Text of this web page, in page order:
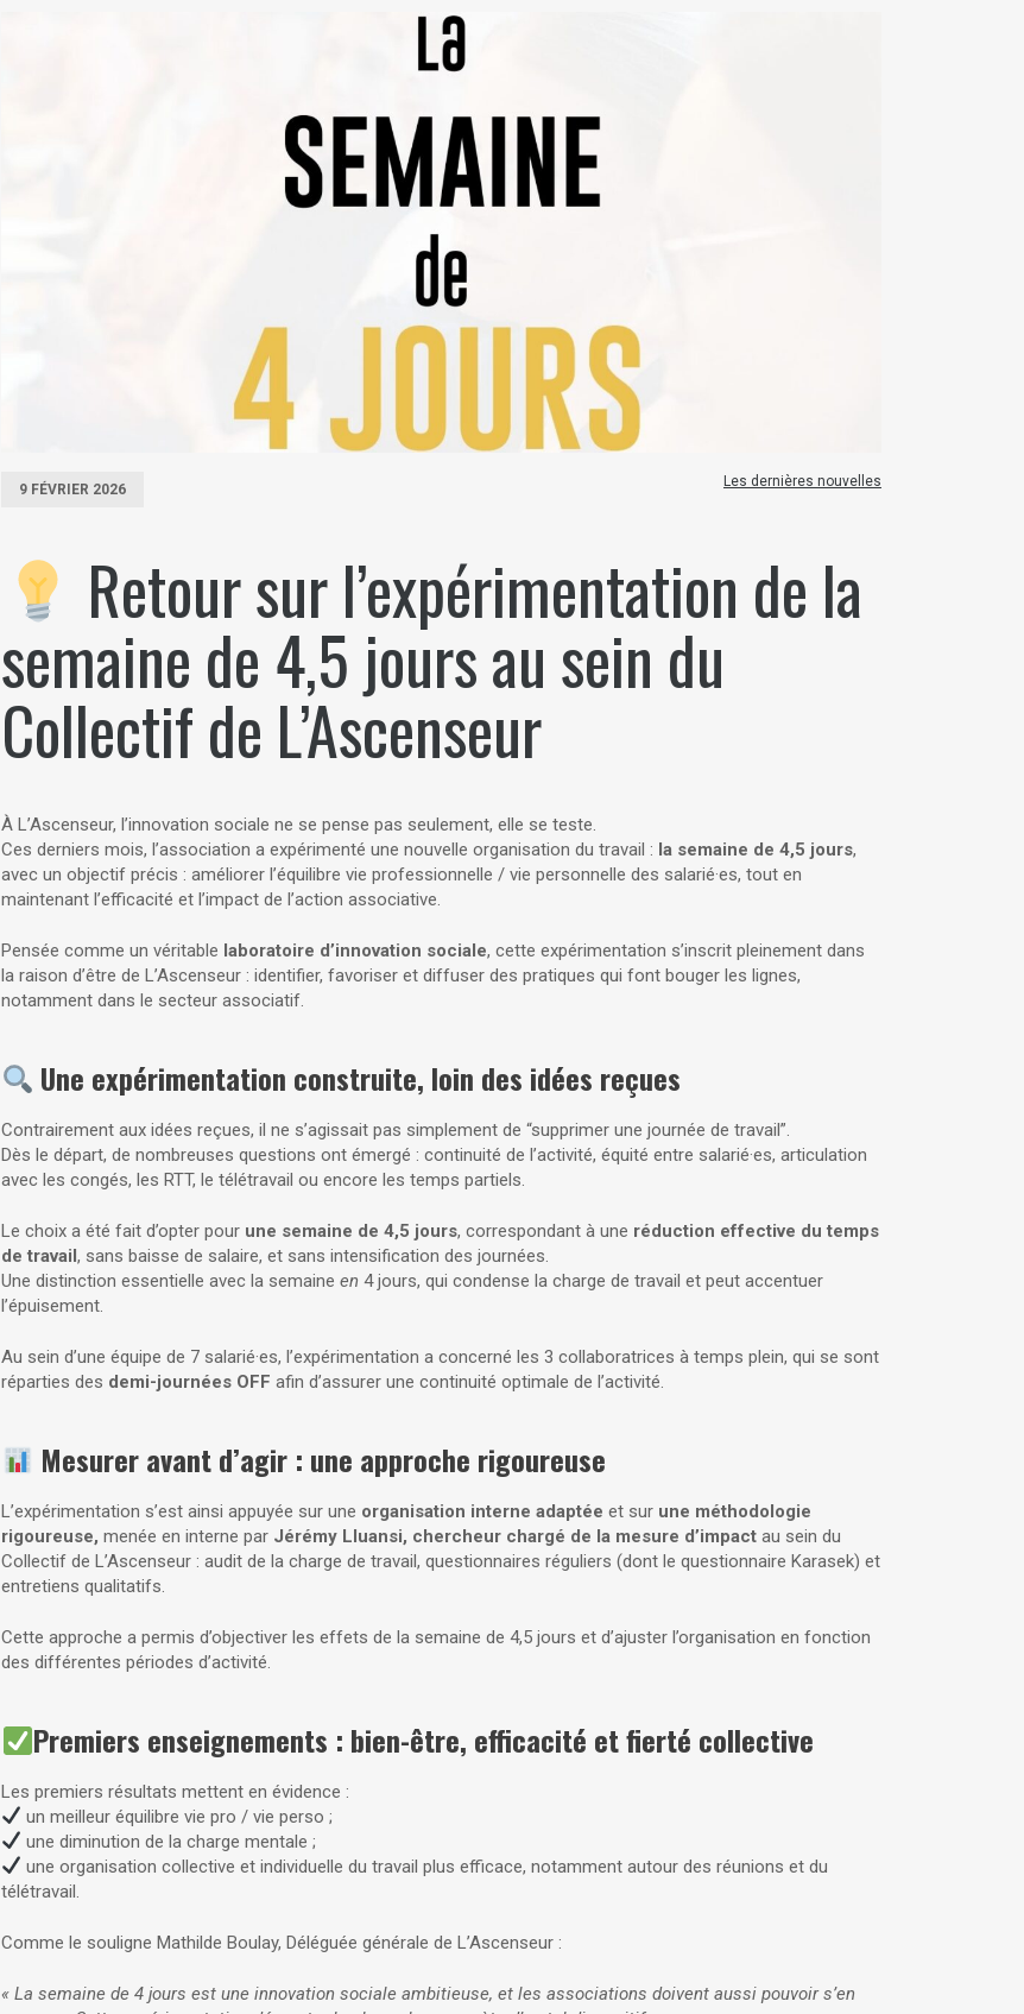
9 FÉVRIER 2026 Les dernières nouvelles
Retour sur l’expérimentation de la
semaine de 4,5 jours au sein du
Collectif de L’Ascenseur
À L’Ascenseur, l’innovation sociale ne se pense pas seulement, elle se teste.
Ces derniers mois, l’association a expérimenté une nouvelle organisation du travail : la semaine de 4,5 jours,
avec un objectif précis : améliorer l’équilibre vie professionnelle / vie personnelle des salarié·es, tout en
maintenant l’efficacité et l’impact de l’action associative.
Pensée comme un véritable laboratoire d’innovation sociale, cette expérimentation s’inscrit pleinement dans
la raison d’être de L’Ascenseur : identifier, favoriser et diffuser des pratiques qui font bouger les lignes,
notamment dans le secteur associatif.
Une expérimentation construite, loin des idées reçues
Contrairement aux idées reçues, il ne s’agissait pas simplement de “supprimer une journée de travail”.
Dès le départ, de nombreuses questions ont émergé : continuité de l’activité, équité entre salarié·es, articulation
avec les congés, les RTT, le télétravail ou encore les temps partiels.
Le choix a été fait d’opter pour une semaine de 4,5 jours, correspondant à une réduction effective du temps
de travail, sans baisse de salaire, et sans intensification des journées.
Une distinction essentielle avec la semaine en 4 jours, qui condense la charge de travail et peut accentuer
l’épuisement.
Au sein d’une équipe de 7 salarié·es, l’expérimentation a concerné les 3 collaboratrices à temps plein, qui se sont
réparties des demi-journées OFF afin d’assurer une continuité optimale de l’activité.
Mesurer avant d’agir : une approche rigoureuse
L’expérimentation s’est ainsi appuyée sur une organisation interne adaptée et sur une méthodologie
rigoureuse, menée en interne par Jérémy Lluansi, chercheur chargé de la mesure d’impact au sein du
Collectif de L’Ascenseur : audit de la charge de travail, questionnaires réguliers (dont le questionnaire Karasek) et
entretiens qualitatifs.
Cette approche a permis d’objectiver les effets de la semaine de 4,5 jours et d’ajuster l’organisation en fonction
des différentes périodes d’activité.
Premiers enseignements : bien-être, efficacité et fierté collective
Les premiers résultats mettent en évidence :
un meilleur équilibre vie pro / vie perso ;
une diminution de la charge mentale ;
une organisation collective et individuelle du travail plus efficace, notamment autour des réunions et du
télétravail.
Comme le souligne Mathilde Boulay, Déléguée générale de L’Ascenseur :
« La semaine de 4 jours est une innovation sociale ambitieuse, et les associations doivent aussi pouvoir s’en